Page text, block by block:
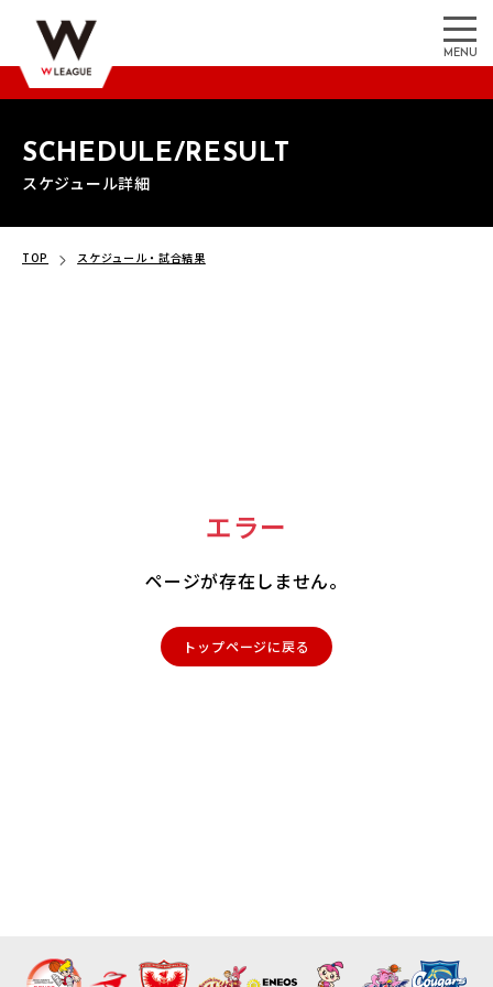
MENU
SCHEDULE/RESULT
スケジュール詳細
TOP スケジュール・試合結果
エラー
ページが存在しません。
トップページに戻る